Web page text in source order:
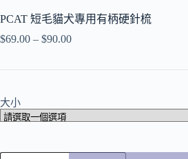
PCAT 短毛貓犬專用有柄硬針梳
$69.00 – $90.00
大小